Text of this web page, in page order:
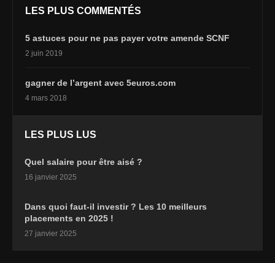
LES PLUS COMMENTÉS
5 astuces pour ne pas payer votre amende SCNF
2 juin 2019
gagner de l’argent avec 5euros.com
4 mars 2018
LES PLUS LUS
Quel salaire pour être aisé ?
16 janvier 2025
Dans quoi faut-il investir ? Les 10 meilleurs
placements en 2025 !
27 janvier 2025